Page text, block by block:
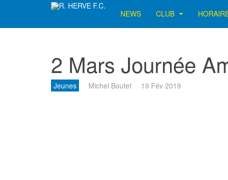
NEWS CLUB
2 Mars Journée
Jeunes Michel Boutet 19 Fév 2019